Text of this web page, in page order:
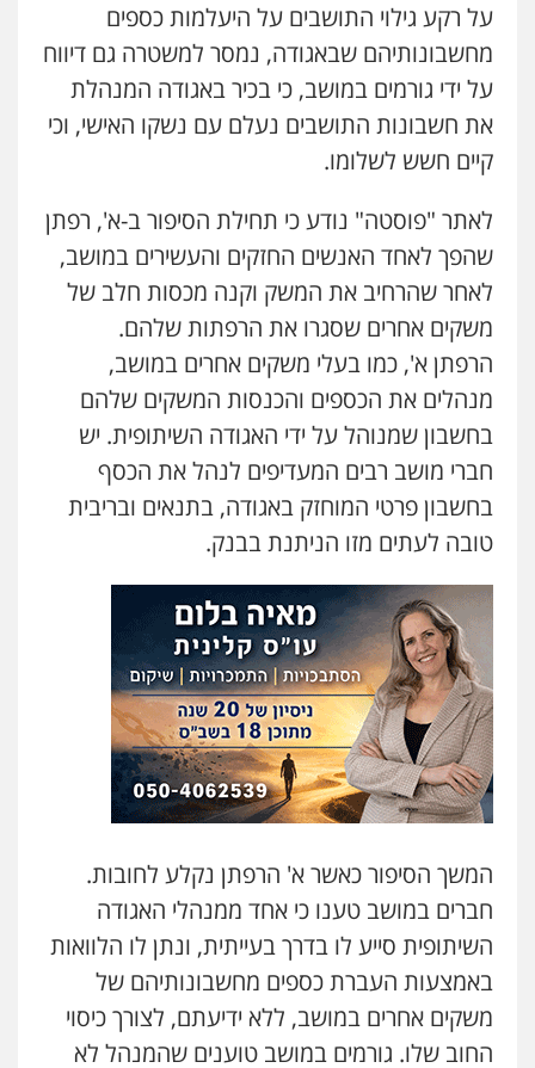
קורל קרוז – עורך דין פלילי
משפט פלילי
0545437431
פלילי מעצרים וחקירות צווארון לבן פשיעה
חמורה
0546657865
אלי אונגר משרד עו"ד
עסקים
0507302623
עו"ד פאדי בראנסי
פלילי צווארון לבן עבירות בטחוניות מעצרים
וחקירות
0524122241
עו"ד ד"ר איתן פינקלשטיין
כלכלי הלבנת הון חילוט ייעוץ לעורכי דין
0507061374
עו"ד אמיר כהן
פלילי מעצרים וחקירות תעבורה
0537470000
מצגר ושות', חברת עורכי דין
נדל"ן / עסקים משפחה תעבורה
הוצאה לפועל
0545402829
עורך דין תמיר אלטיט
תעבורה
על רקע גילוי התושבים על היעלמות כספים
מחשבונותיהם שבאגודה, נמסר למשטרה גם דיווח
על ידי גורמים במושב, כי בכיר באגודה המנהלת
את חשבונות התושבים נעלם עם נשקו האישי, וכי
קיים חשש לשלומו.
לאתר "פוסטה" נודע כי תחילת הסיפור ב-א', רפתן
שהפך לאחד האנשים החזקים והעשירים במושב,
לאחר שהרחיב את המשק וקנה מכסות חלב של
משקים אחרים שסגרו את הרפתות שלהם.
הרפתן א', כמו בעלי משקים אחרים במושב,
מנהלים את הכספים והכנסות המשקים שלהם
בחשבון שמנוהל על ידי האגודה השיתופית. יש
חברי מושב רבים המעדיפים לנהל את הכסף
בחשבון פרטי המוחזק באגודה, בתנאים ובריבית
טובה לעתים מזו הניתנת בבנק.
המשך הסיפור כאשר א' הרפתן נקלע לחובות.
חברים במושב טענו כי אחד ממנהלי האגודה
השיתופית סייע לו בדרך בעייתית, ונתן לו הלוואות
באמצעות העברת כספים מחשבונותיהם של
משקים אחרים במושב, ללא ידיעתם, לצורך כיסוי
החוב שלו. גורמים במושב טוענים שהמנהל לא